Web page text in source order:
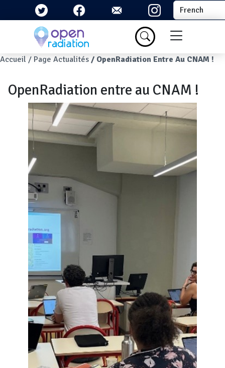
Aller au contenu principal Select your
Menu du
Fil d'Ariane
Accueil Page Actualités OpenRadiation Entre Au CNAM !
OpenRadiation entre au CNAM !